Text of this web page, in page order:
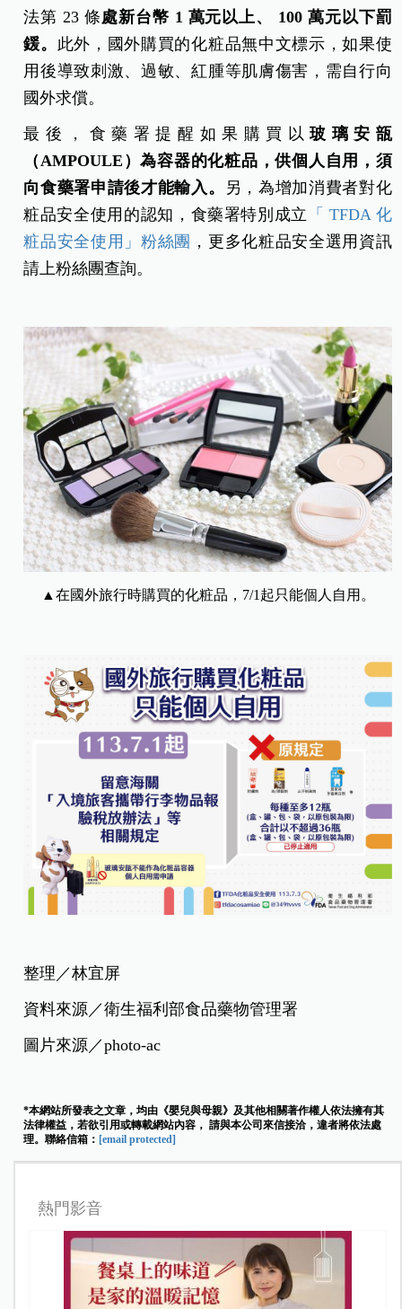
法第 23 條 處新台幣 1 萬元以上、 100萬元以下罰
鍰。 此外，國外購買的化粧品無中文標示，如果使
用後導致刺激、過敏、紅腫等肌膚傷害，需自行向
國外求償。
最後，食藥署提醒如果購買以玻璃安瓿
（AMPOULE ）為容器的化粧品，供個人自用，須
向食藥署申請後才能輸入。
另，為增加消費者對化
粧品安全使用的認知，食藥署特別成立 「 TFDA 化
粧品安全使用」粉絲團 ，更多化粧品安全選用資訊
請上粉絲團查詢。
▲在國外旅行時購買的化粧品，7/1起只能個人自用。
整理／林宜屏
資料來源／衛生福利部食品藥物管理署
圖片來源／photo-ac
*本網站所發表之文章，均由《嬰兒與母親》及其他相關著作權人依法擁有其
法律權益，若欲引用或轉載網站內容， 請與本公司來信接洽，違者將依法處
理。聯絡信箱： [email protected]
熱門影音